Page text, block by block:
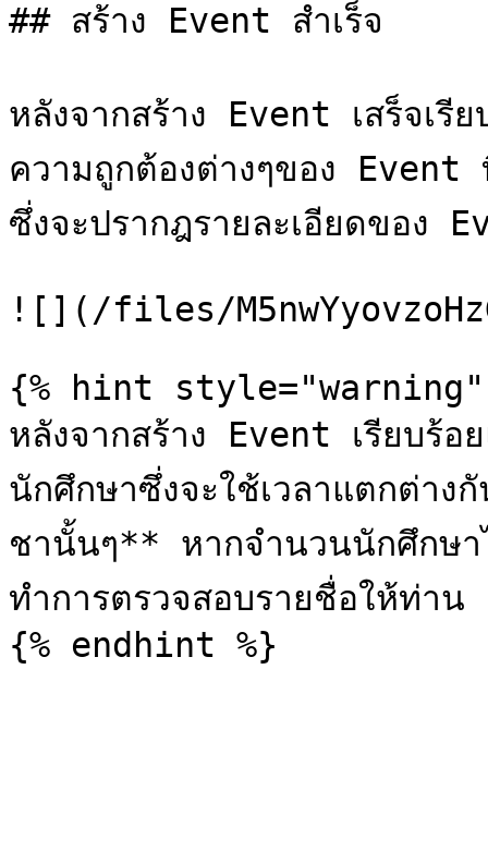
## สร้าง Event สำเร็จ
หลังจากสร้าง Event เสร็จเรี
ความถูกต้องต่างๆของ Event
ซึ่งจะปรากฎรายละเอียดของ
![](/files/
{% hint style="warning"
หลังจากสร้าง Event เรียบร้อ
นักศึกษาซึ่งจะใช้เวลาแตกต่า
ชานั้นๆ** หากจำนวนนักศึกษ
ทำการตรวจสอบรายชื่อให้ท่าน